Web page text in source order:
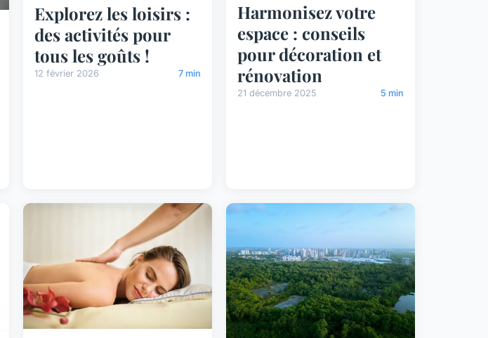
Explorez les loisirs :
des activités pour
tous les goûts !
12 février 2026 7 min
Harmonisez votre
espace : conseils
pour décoration et
rénovation
21 décembre 2025 5 min